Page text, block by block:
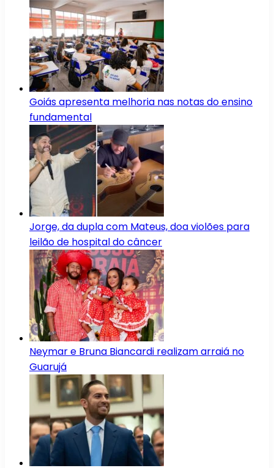
Goiás apresenta melhoria nas notas do ensino
fundamental
Jorge, da dupla com Mateus, doa violões para
leilão de hospital do câncer
Neymar e Bruna Biancardi realizam arraiá no
Guarujá